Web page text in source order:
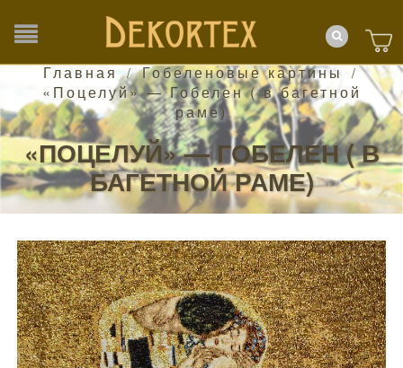
Главная / Гобеленовые картины /
«Поцелуй» — Гобелен ( в багетной
раме)
«ПОЦЕЛУЙ» — ГОБЕЛЕН ( В
БАГЕТНОЙ РАМЕ)